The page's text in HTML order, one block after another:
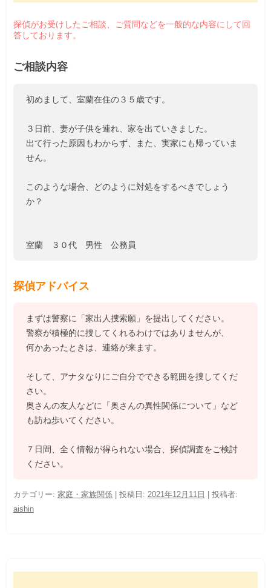
探偵がお受けしたご相談、ご質問などを一般的な内容にして回
答しております。
ご相談内容
初めまして、室蘭在住の３５歳です。
３日前、妻が子供を連れ、家を出ていきました。
出て行った原因もわからず、また、実家にも帰っていま
せん。
このような場合、どのように対処をするべきでしょう
か？
室蘭 ３０代 男性 公務員
探偵アドバイス
まずは警察に「家出人捜索願」を提出してください。
警察が積極的に捜してくれるわけではありませんが、
何かあったときは、連絡が来ます。
そして、アナタなりにご自分でできる範囲を捜してくだ
さい。
奥さんの友人などに「奥さんの異性関係について」など
も訪ね歩いてください。
７日間、全く情報が得られない場合、探偵調査をご検討
ください。
カテゴリー: 家庭・家族関係| 投稿日: 2021年12月11日
投稿者:
aishin